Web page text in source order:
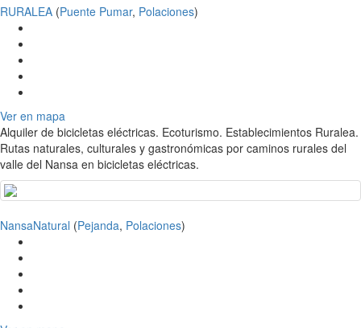
RURALEA (Puente Pumar, Polaciones)
Ver en mapa
Alquiler de bicicletas eléctricas. Ecoturismo. Establecimientos Ruralea.
Rutas naturales, culturales y gastronómicas por caminos rurales del
valle del Nansa en bicicletas eléctricas.
NansaNatural (Pejanda, Polaciones)